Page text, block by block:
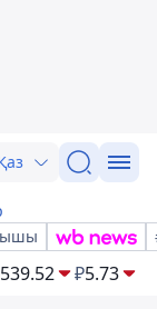
539.52 ₽5.73